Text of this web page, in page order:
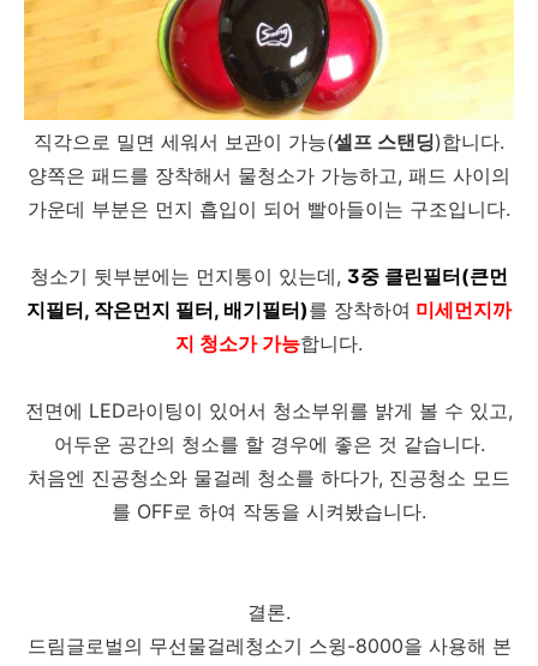
직각으로 밀면 세워서 보관이 가능(셀프 스탠딩)합니다.
양쪽은 패드를 장착해서 물청소가 가능하고, 패드 사이의
가운데 부분은 먼지 흡입이 되어 빨아들이는 구조입니다.
청소기 뒷부분에는 먼지통이 있는데, 3중 클린필터(큰먼
지필터, 작은먼지 필터, 배기필터)를 장착하여 미세먼지까
지 청소가 가능합니다.
전면에 LED라이팅이 있어서 청소부위를 밝게 볼 수 있고,
어두운 공간의 청소를 할 경우에 좋은 것 같습니다.
처음엔 진공청소와 물걸레 청소를 하다가, 진공청소 모드
를 OFF로 하여 작동을 시켜봤습니다.
결론.
드림글로벌의 무선물걸레청소기 스윙-8000을 사용해 본